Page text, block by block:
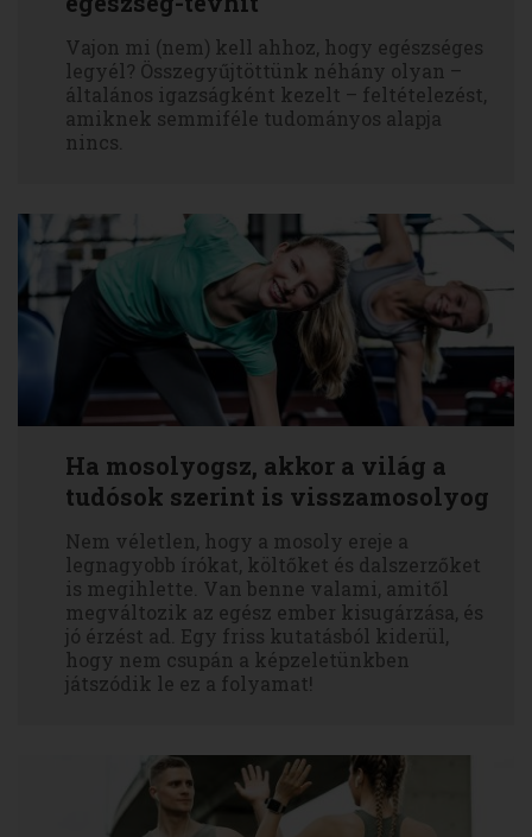
Vajon mi (nem) kell ahhoz, hogy egészséges
legyél? Összegyűjtöttünk néhány olyan –
általános igazságként kezelt – feltételezést,
amiknek semmiféle tudományos alapja
nincs.
Ha mosolyogsz, akkor a világ a
tudósok szerint is visszamosolyog
Nem véletlen, hogy a mosoly ereje a
legnagyobb írókat, költőket és dalszerzőket
is megihlette. Van benne valami, amitől
megváltozik az egész ember kisugárzása, és
jó érzést ad. Egy friss kutatásból kiderül,
hogy nem csupán a képzeletünkben
játszódik le ez a folyamat!